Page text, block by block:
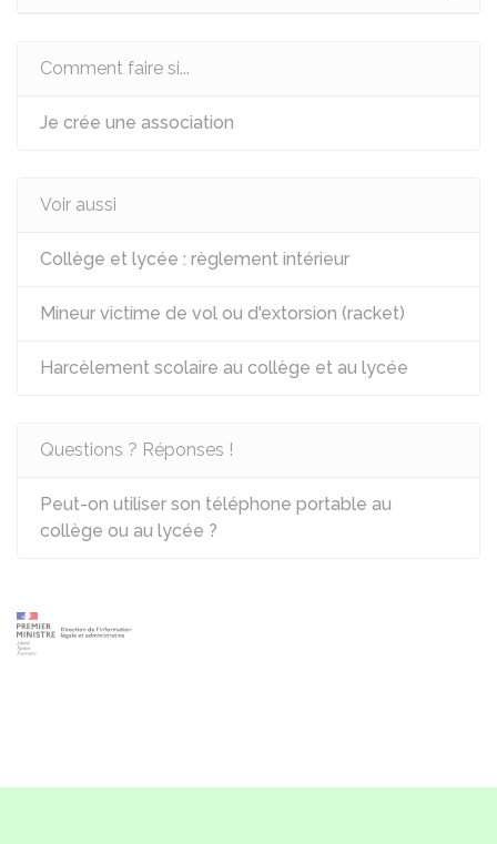
Comment faire si...
Je crée une association
Voir aussi
Collège et lycée : règlement intérieur
Mineur victime de vol ou d'extorsion (racket)
Harcèlement scolaire au collège et au lycée
Questions ? Réponses !
Peut-on utiliser son téléphone portable au
collège ou au lycée ?